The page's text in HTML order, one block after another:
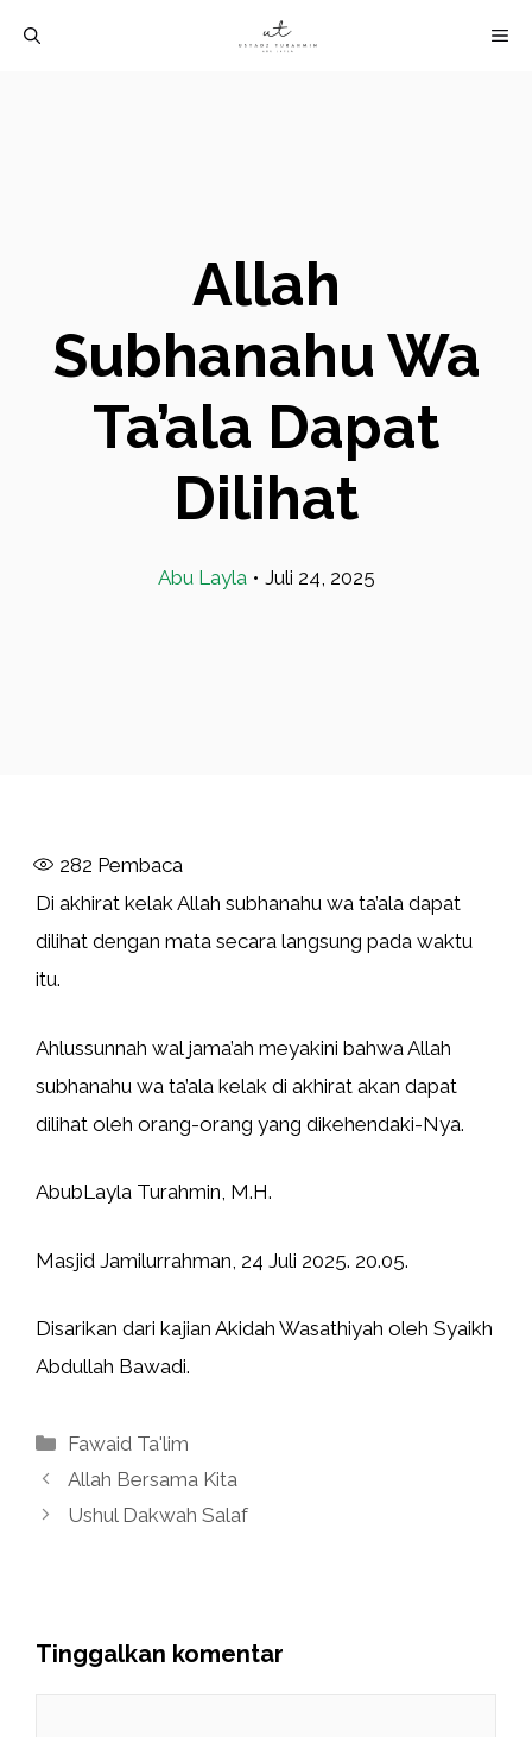
Allah
Subhanahu Wa
Ta’ala Dapat
Dilihat
Abu Layla • Juli 24, 2025
282 Pembaca
Di akhirat kelak Allah subhanahu wa ta’ala dapat
dilihat dengan mata secara langsung pada waktu
itu.
Ahlussunnah wal jama’ah meyakini bahwa Allah
subhanahu wa ta’ala kelak di akhirat akan dapat
dilihat oleh orang-orang yang dikehendaki-Nya.
AbubLayla Turahmin, M.H.
Masjid Jamilurrahman, 24 Juli 2025. 20.05.
Disarikan dari kajian Akidah Wasathiyah oleh Syaikh
Abdullah Bawadi.
Kategori
Fawaid Ta'lim
Allah Bersama Kita
Ushul Dakwah Salaf
Tinggalkan komentar